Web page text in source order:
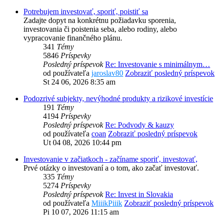
Potrebujem investovať, sporiť, poistiť sa
Zadajte dopyt na konkrétnu požiadavku sporenia,
investovania či poistenia seba, alebo rodiny, alebo
vypracovanie finančného plánu.
341 Témy
5846 Príspevky
Posledný príspevok Re: Investovanie s minimálnym…
od používateľa jaroslav80 Zobraziť posledný príspevok
St 24 06, 2026 8:35 am
Podozrivé subjekty, nevýhodné produkty a rizikové investície
191 Témy
4194 Príspevky
Posledný príspevok Re: Podvody & kauzy
od používateľa coan Zobraziť posledný príspevok
Ut 04 08, 2026 10:44 pm
Investovanie v začiatkoch - začíname sporiť, investovať,
Prvé otázky o investovaní a o tom, ako začať investovať.
335 Témy
5274 Príspevky
Posledný príspevok Re: Invest in Slovakia
od používateľa MiiikPiiik Zobraziť posledný príspevok
Pi 10 07, 2026 11:15 am